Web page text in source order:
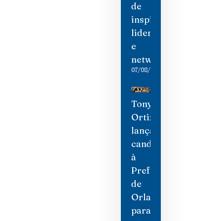
de
inspiração,
liderança
e
networking
07/08/2026
Tony
Ortiz
lança
candidatura
à
Prefeitura
de
Orlando
para